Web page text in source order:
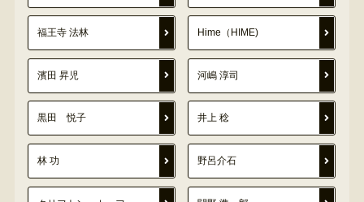
福王寺 法林 Hime（HIME)
濱田 昇児 河嶋 淳司
黒田 悦子 井上 稔
林 功 野呂介石